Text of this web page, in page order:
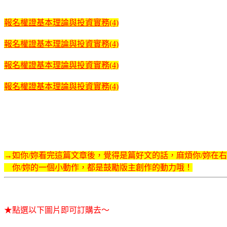
報名權證基本理論與投資實務(4)
報名權證基本理論與投資實務(4)
報名權證基本理論與投資實務(4)
報名權證基本理論與投資實務(4)
→如你/妳看完這篇文章後，覺得是篇好文的話，麻煩你/妳在
你/妳的一個小動作，都是鼓勵版主創作的動力哦！
★點選以下圖片即可訂購去～